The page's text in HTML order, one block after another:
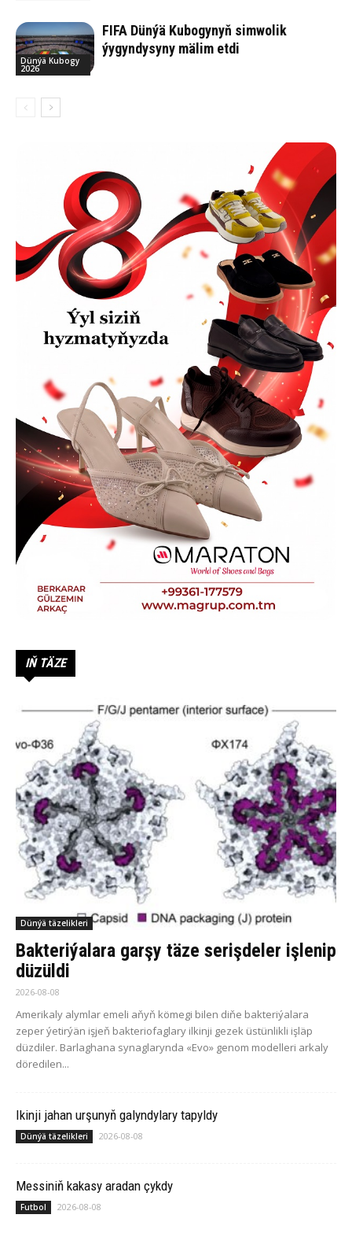
Dünýä Kubogy
2026
FIFA Dünýä Kubogynyň simwolik
ýygyndysyny mälim etdi
IŇ TÄZE
Dünýä täzelikleri
Bakteriýalara garşy täze serişdeler işlenip
düzüldi
2026-08-08
Amerikaly alymlar emeli aňyň kömegi bilen diňe bakteriýalara
zeper ýetirýän işjeň bakteriofaglary ilkinji gezek üstünlikli işläp
düzdiler. Barlaghana synaglarynda «Evo» genom modelleri arkaly
döredilen...
Ikinji jahan urşunyň galyndylary tapyldy
Dünýä täzelikleri 2026-08-08
Messiniň kakasy aradan çykdy
Futbol 2026-08-08